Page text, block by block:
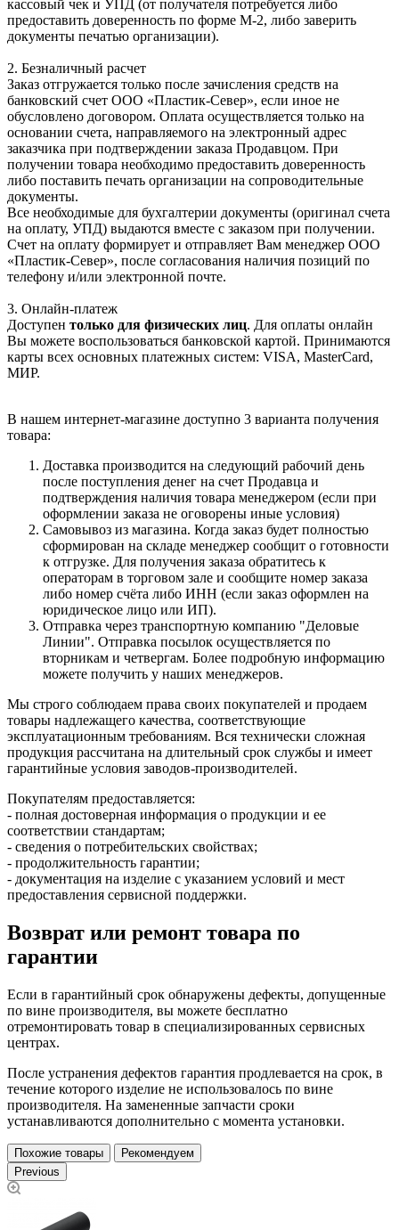
кассовый чек и УПД (от получателя потребуется либо
предоставить доверенность по форме М-2, либо заверить
документы печатью организации).
2. Безналичный расчет
Заказ отгружается только после зачисления средств на
банковский счет ООО «Пластик-Север», если иное не
обусловлено договором. Оплата осуществляется только на
основании счета, направляемого на электронный адрес
заказчика при подтверждении заказа Продавцом. При
получении товара необходимо предоставить доверенность
либо поставить печать организации на сопроводительные
документы.
Все необходимые для бухгалтерии документы (оригинал счета
на оплату, УПД) выдаются вместе с заказом при получении.
Счет на оплату формирует и отправляет Вам менеджер ООО
«Пластик-Север», после согласования наличия позиций по
телефону и/или электронной почте.
3. Онлайн-платеж
Доступен только для физических лиц. Для оплаты онлайн
Вы можете воспользоваться банковской картой. Принимаются
карты всех основных платежных систем: VISA, MasterCard,
МИР.
В нашем интернет-магазине доступно 3 варианта получения
товара:
Доставка производится на следующий рабочий день
после поступления денег на счет Продавца и
подтверждения наличия товара менеджером (если при
оформлении заказа не оговорены иные условия)
Самовывоз из магазина. Когда заказ будет полностью
сформирован на складе менеджер сообщит о готовности
к отгрузке. Для получения заказа обратитесь к
операторам в торговом зале и сообщите номер заказа
либо номер счёта либо ИНН (если заказ оформлен на
юридическое лицо или ИП).
Отправка через транспортную компанию "Деловые
Линии". Отправка посылок осуществляется по
вторникам и четвергам. Более подробную информацию
можете получить у наших менеджеров.
Мы строго соблюдаем права своих покупателей и продаем
товары надлежащего качества, соответствующие
эксплуатационным требованиям. Вся технически сложная
продукция рассчитана на длительный срок службы и имеет
гарантийные условия заводов-производителей.
Покупателям предоставляется:
- полная достоверная информация о продукции и ее
соответствии стандартам;
- сведения о потребительских свойствах;
- продолжительность гарантии;
- документация на изделие с указанием условий и мест
предоставления сервисной поддержки.
Возврат или ремонт товара по
гарантии
Если в гарантийный срок обнаружены дефекты, допущенные
по вине производителя, вы можете бесплатно
отремонтировать товар в специализированных сервисных
центрах.
После устранения дефектов гарантия продлевается на срок, в
течение которого изделие не использовалось по вине
производителя. На замененные запчасти сроки
устанавливаются дополнительно с момента установки.
Похожие товары
Рекомендуем
Previous